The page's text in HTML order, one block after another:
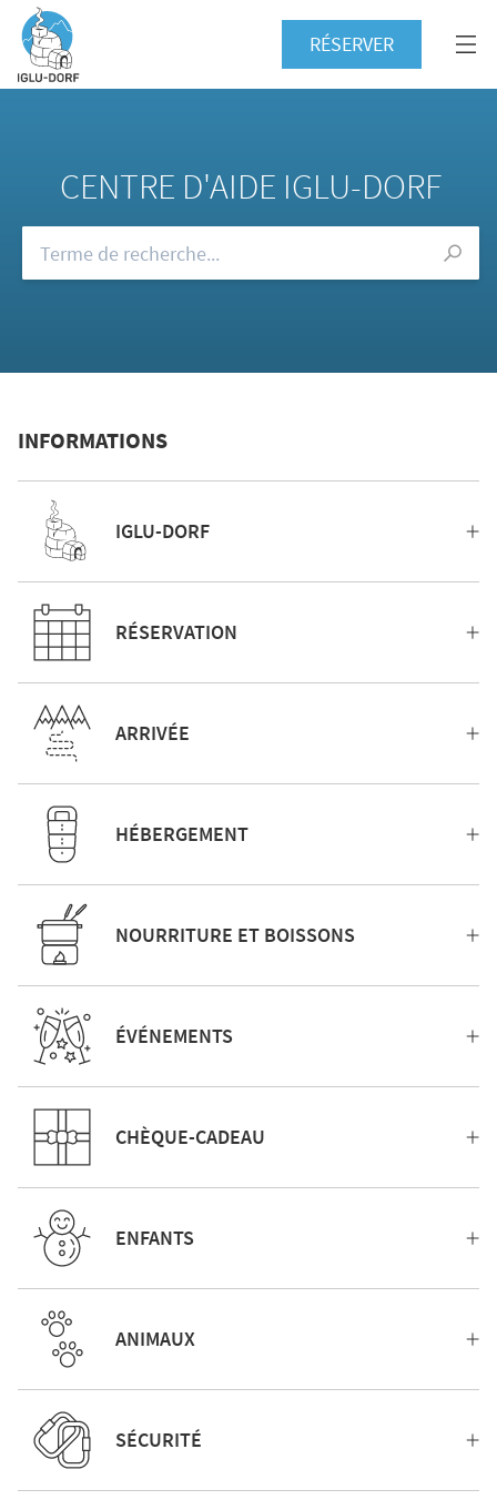
RÉSERVER
CENTRE D'AIDE IGLU-DORF
INFORMATIONS
IGLU-DORF
RÉSERVATION
ARRIVÉE
HÉBERGEMENT
NOURRITURE ET BOISSONS
ÉVÉNEMENTS
CHÈQUE-CADEAU
ENFANTS
ANIMAUX
SÉCURITÉ